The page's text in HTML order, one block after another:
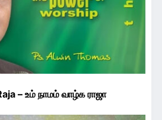
– உம் நாமம் வாழ்க ராஜா